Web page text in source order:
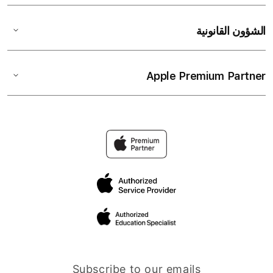
الشؤون القانونية
Apple Premium Partner
Subscribe to our emails